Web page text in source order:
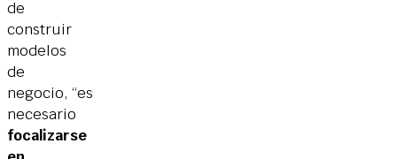
de
construir
modelos
de
negocio, “es
necesario
focalizarse